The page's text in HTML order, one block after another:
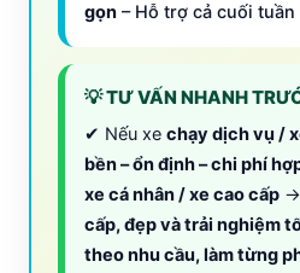
gọn – Hỗ trợ cả cuối tuần
💡 TƯ VẤN NHANH
✔ Nếu xe chạy dịch vụ /
bền – ổn định – chi phí
xe cá nhân / xe cao cấp
cấp, đẹp và trải nghiệm
theo nhu cầu, làm từng